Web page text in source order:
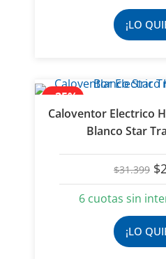
¡LO
- 25%
Caloventor Electrico
Blanco Star
$31.399 El
$
6 cuotas sin
¡LO